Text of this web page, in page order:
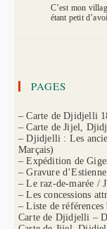
C’est mon
étant petit
PAGES
– Carte de Djidjelli
– Carte de Jijel,
– Djidjelli : Les
Marçais)
– Expédition de
– Gravure
– Le raz-de-marée /
– Les concessions
– Liste de
Carte de Djidjelli –